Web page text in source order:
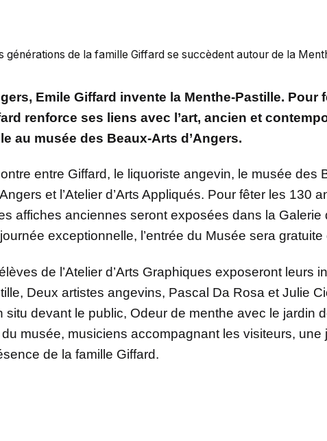
générations de la famille Giffard se succèdent autour de la
Emile Giffard invente la Menthe-Pastille. Pour
renforce ses liens avec l’art, ancien et
au musée des Beaux-Arts d’Angers.
entre Giffard, le liquoriste angevin, le musée des
et l’Atelier d’Arts Appliqués. Pour fêter les 130
affiches anciennes seront exposées dans la Galerie
exceptionnelle, l’entrée du Musée sera
de l’Atelier d’Arts Graphiques exposeront leurs
Deux artistes angevins, Pascal Da Rosa et Julie
situ devant le public, Odeur de menthe avec le jardin
musée, musiciens accompagnant les visiteurs, une
de la famille Giffard.